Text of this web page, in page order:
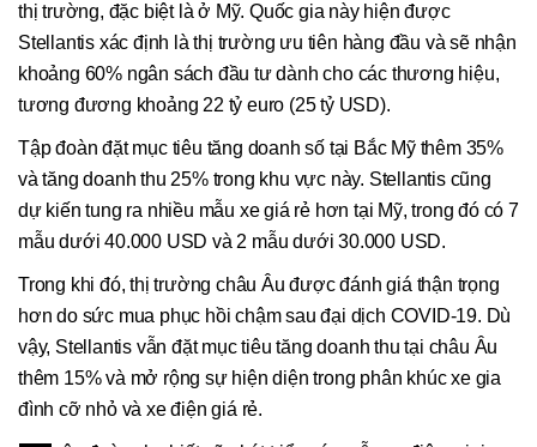
thị trường, đặc biệt là ở Mỹ. Quốc gia này hiện được
Stellantis xác định là thị trường ưu tiên hàng đầu và sẽ nhận
khoảng 60% ngân sách đầu tư dành cho các thương hiệu,
tương đương khoảng 22 tỷ euro (25 tỷ USD).
Tập đoàn đặt mục tiêu tăng doanh số tại Bắc Mỹ thêm 35%
và tăng doanh thu 25% trong khu vực này. Stellantis cũng
dự kiến tung ra nhiều mẫu xe giá rẻ hơn tại Mỹ, trong đó có 7
mẫu dưới 40.000 USD và 2 mẫu dưới 30.000 USD.
Trong khi đó, thị trường châu Âu được đánh giá thận trọng
hơn do sức mua phục hồi chậm sau đại dịch COVID-19. Dù
vậy, Stellantis vẫn đặt mục tiêu tăng doanh thu tại châu Âu
thêm 15% và mở rộng sự hiện diện trong phân khúc xe gia
đình cỡ nhỏ và xe điện giá rẻ.